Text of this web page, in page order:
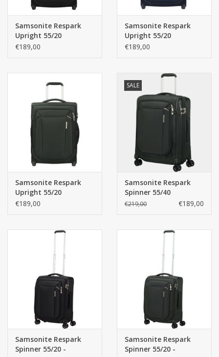
handvaten (zowel boven- als op de zijkant, vast TSA slot,
pakriemen met smart fix buckle en uiteraard is de koffer lekker
licht.
5 jaar garantie.
Afmetingen: 55 cm x 40 cm x 20 cm
Gewicht: 2400 gram
Kleur: donkerblauw
Samsonite Respark
Upright 55/20
uitbreidbaar - Zwart -
€189,00
Samsonite Respark
Upright 55/20
uitbreidbaar -
€189,00
Samsonite Respark
Upright 55/20
uitbreidbaar - Forest
€189,00
SALE
Samsonite Respark
Spinner 55/40
uitbreidbaar - Forest
€219,00 €189,00
Samsonite Respark
Spinner 55/20 -
Samsonite Respark
Spinner 55/20 -